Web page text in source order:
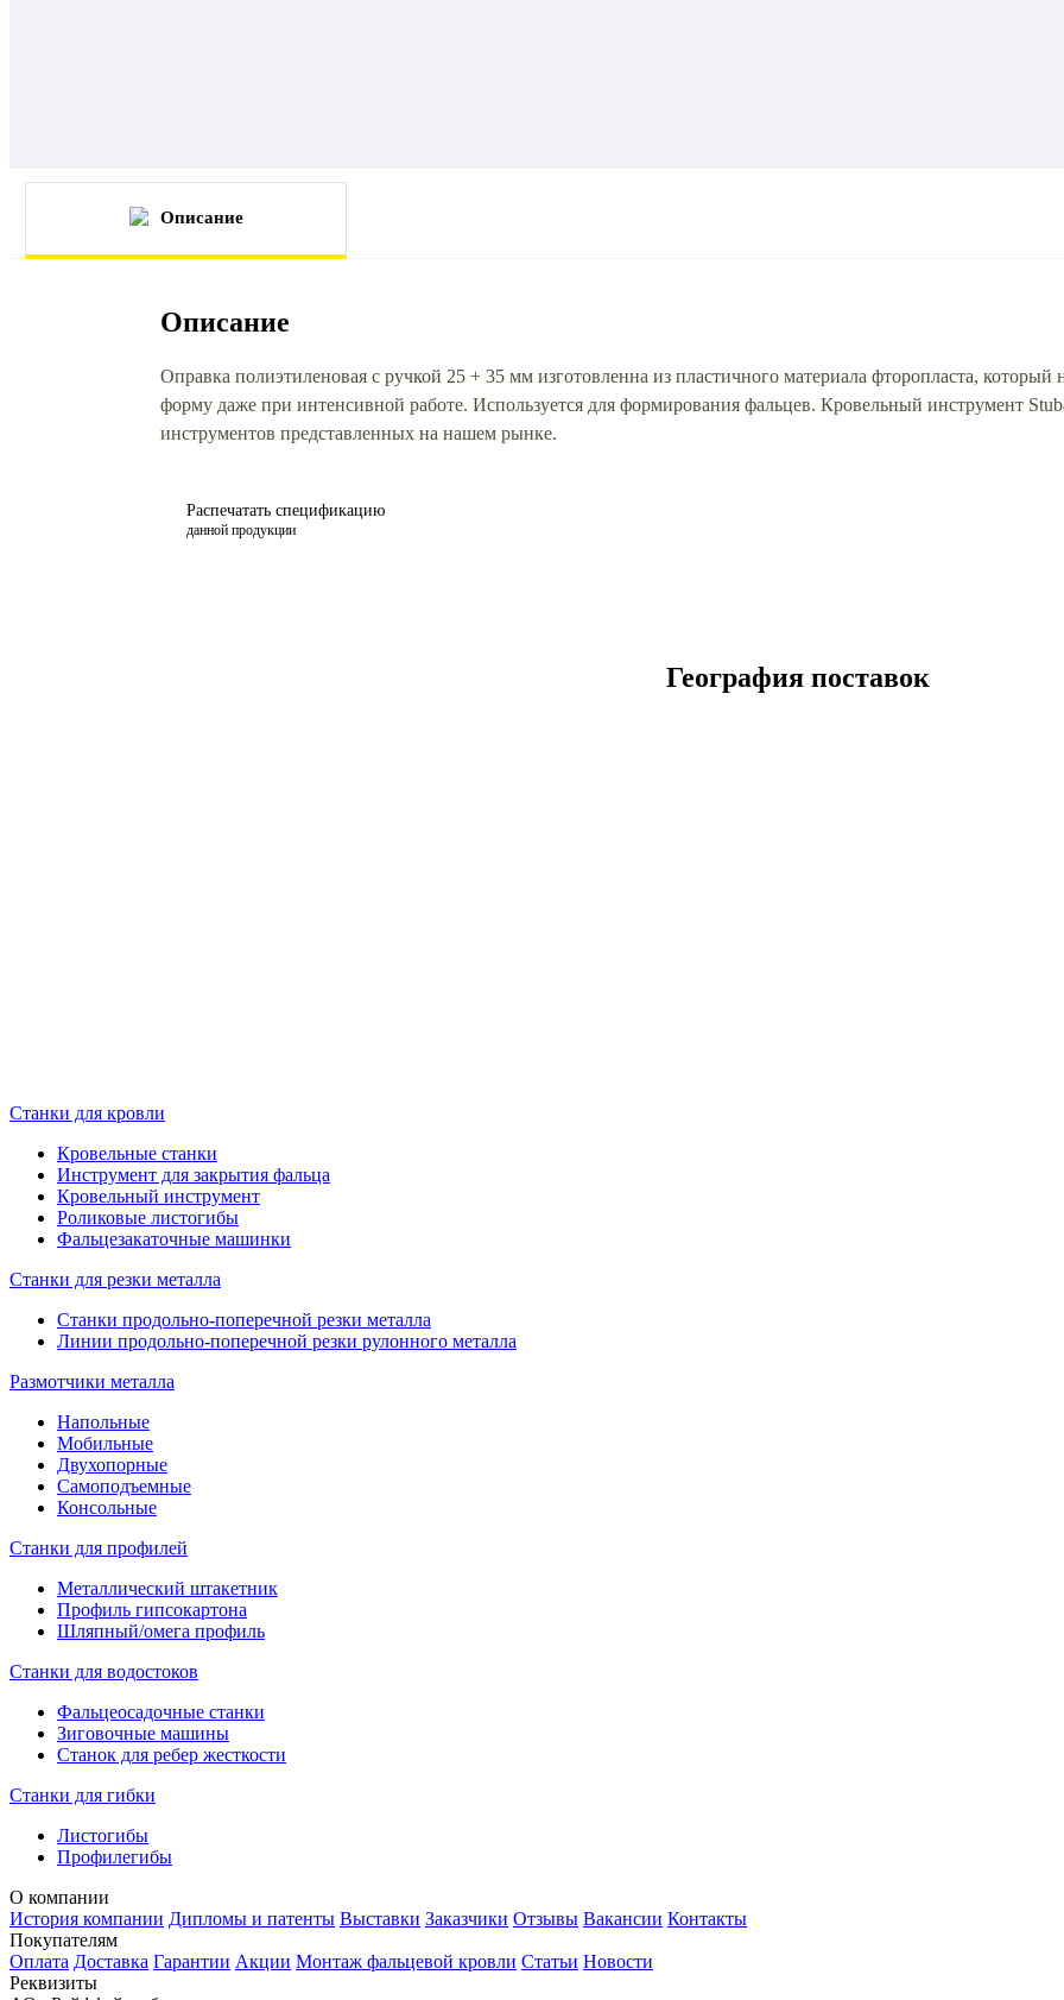
Описание
Описание
Оправка полиэтиленовая с ручкой 25 + 35 мм изготовленна из пластичного материала фторопласта, который
форму даже при интенсивной работе. Используется для формирования фальцев. Кровельный инструмент
инструментов представленных на нашем рынке.
Распечатать спецификацию
данной продукции
География поставок
Станки для кровли
Кровельные станки
Инструмент для закрытия фальца
Кровельный инструмент
Роликовые листогибы
Фальцезакаточные машинки
Станки для резки металла
Станки продольно-поперечной резки металла
Линии продольно-поперечной резки рулонного металла
Размотчики металла
Напольные
Мобильные
Двухопорные
Самоподъемные
Консольные
Станки для профилей
Металлический штакетник
Профиль гипсокартона
Шляпный/омега профиль
Станки для водостоков
Фальцеосадочные станки
Зиговочные машины
Станок для ребер жесткости
Станки для гибки
Листогибы
Профилегибы
О компании
История компании Дипломы и патенты Выставки Заказчики Отзывы Вакансии Контакты
Покупателям
Оплата Доставка Гарантии Акции Монтаж фальцевой кровли Статьи Новости
Реквизиты